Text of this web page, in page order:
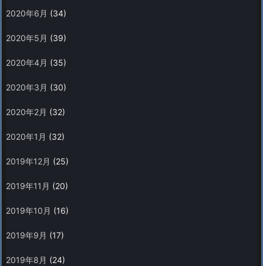
2020年6月 (34)
2020年5月 (39)
2020年4月 (35)
2020年3月 (30)
2020年2月 (32)
2020年1月 (32)
2019年12月 (25)
2019年11月 (20)
2019年10月 (16)
2019年9月 (17)
2019年8月 (24)